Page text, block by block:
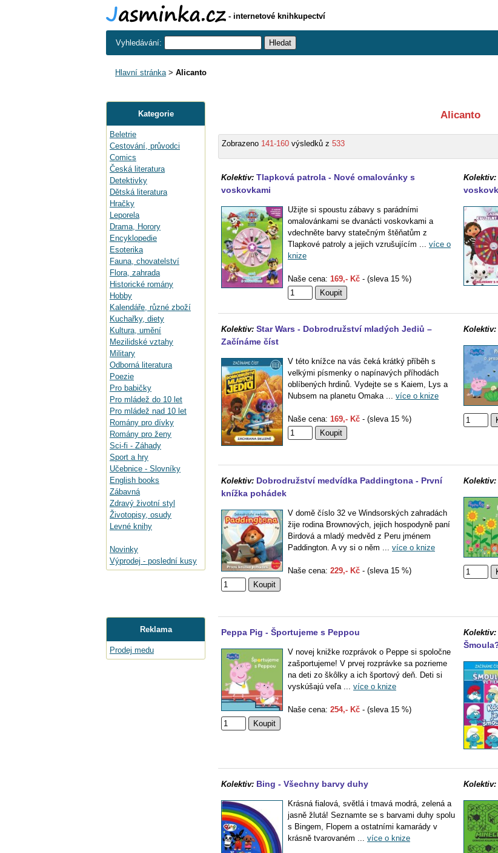
- internetové knihkupectví
Vyhledávání:
Hlavní stránka> Alicanto
Kategorie
Beletrie
Cestování, průvodci
Comics
Česká literatura
Detektivky
Dětská literatura
Hračky
Leporela
Drama, Horory
Encyklopedie
Esoterika
Fauna, chovatelství
Flora, zahrada
Historické romány
Hobby
Kalendáře, různé zboží
Kuchařky, diety
Kultura, umění
Mezilidské vztahy
Military
Odborná literatura
Poezie
Pro babičky
Pro mládež do 10 let
Pro mládež nad 10 let
Romány pro dívky
Romány pro ženy
Sci-fi - Záhady
Sport a hry
Učebnice - Slovníky
English books
Zábavná
Zdravý životní styl
Životopisy, osudy
Levné knihy
Novinky
Výprodej - poslední kusy
Reklama
Prodej medu
Alicanto
Zobrazeno 141-160 výsledků z 533
Kolektiv: Tlapková patrola - Nové omalovánky s
voskovkami
Užijte si spoustu zábavy s parádními
omalovánkami se dvanácti voskovkami a
vdechněte barvy statečným štěňatům z
Tlapkové patroly a jejich vzrušujícím ... více o
knize
Naše cena: 169,- Kč - (sleva 15 %)
Kolektiv:
Kolektiv: Star Wars - Dobrodružství mladých Jediů –
Začínáme číst
V této knížce na vás čeká krátký příběh s
velkými písmenky o napínavých příhodách
oblíbených hrdinů. Vydejte se s Kaiem, Lys a
Nubsem na planetu Omaka ... více o knize
Naše cena: 169,- Kč - (sleva 15 %)
Kolektiv:
Kolektiv: Dobrodružství medvídka Paddingtona - První
knížka pohádek
V domě číslo 32 ve Windsorských zahradách
žije rodina Brownových, jejich hospodyně paní
Birdová a mladý medvěd z Peru jménem
Paddington. A vy si o něm ... více o knize
Naše cena: 229,- Kč - (sleva 15 %)
Kolektiv:
Peppa Pig - Športujeme s Peppou
V novej knižke rozprávok o Peppe si spoločne
zašportujeme! V prvej rozprávke sa pozrieme
na deti zo škôlky a ich športový deň. Deti si
vyskúšajú veľa ... více o knize
Naše cena: 254,- Kč - (sleva 15 %)
Kolektiv:
Kolektiv: Bing - Všechny barvy duhy
Krásná fialová, světlá i tmavá modrá, zelená a
jasně žlutá! Seznamte se s barvami duhy spolu
s Bingem, Flopem a ostatními kamarády v
krásně tvarovaném ... více o knize
Kolektiv: